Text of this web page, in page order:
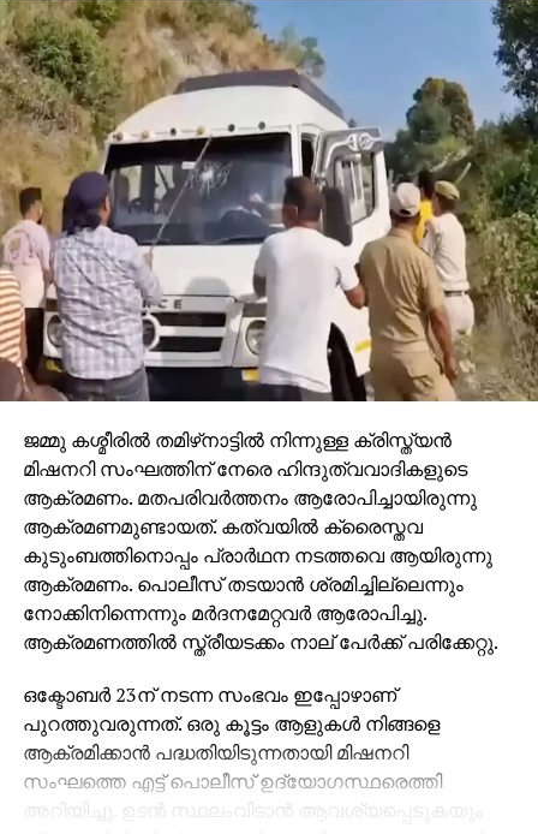
ജമ്മു കശ്മീരില്‍ തമിഴ്‌നാട്ടില്‍ നിന്നുള്ള ക്രിസ്ത്യന്‍
മിഷനറി സംഘത്തിന് നേരെ ഹിന്ദുത്വവാദികളുടെ
ആക്രമണം. മതപരിവര്‍ത്തനം ആരോപിച്ചായിരുന്നു
ആക്രമണമുണ്ടായത്. കത്വയില്‍ ക്രൈസ്തവ
കുടുംബത്തിനൊപ്പം പ്രാര്‍ഥന നടത്തവെ ആയിരുന്നു
ആക്രമണം. പൊലീസ് തടയാന്‍ ശ്രമിച്ചില്ലെന്നും
നോക്കിനിന്നെന്നും മര്‍ദനമേറ്റവര്‍ ആരോപിച്ചു.
ആക്രമണത്തില്‍ സ്ത്രീയടക്കം നാല് പേര്‍ക്ക് പരിക്കേറ്റു.
ഒക്ടോബര്‍ 23ന് നടന്ന സംഭവം ഇപ്പോഴാണ്
പുറത്തുവരുന്നത്. ഒരു കൂട്ടം ആളുകള്‍ നിങ്ങളെ
ആക്രമിക്കാന്‍ പദ്ധതിയിടുന്നതായി മിഷനറി
സംഘത്തെ എട്ട് പൊലീസ് ഉദ്യോഗസ്ഥരെത്തി
അറിയിച്ചു. ഉടന്‍ സ്ഥലംവിടാന്‍ ആവശ്യപ്പെടുകയും